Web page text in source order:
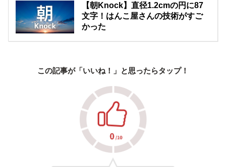
【朝Knock】直径1.2cmの円に87
文字！はんこ屋さんの技術がすご
かった
この記事が「いいね！」と思ったらタップ！